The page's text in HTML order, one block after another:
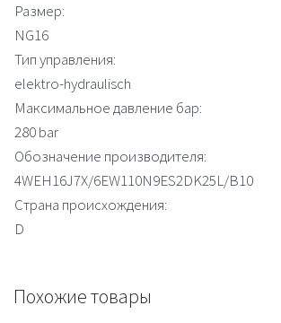
Размер:
NG16
Тип управления:
elektro-hydraulisch
Максимальное давление бар:
280 bar
Обозначение производителя:
4WEH16J7X/6EW110N9ES2DK25L/B10
Страна происхождения:
D
Похожие товары